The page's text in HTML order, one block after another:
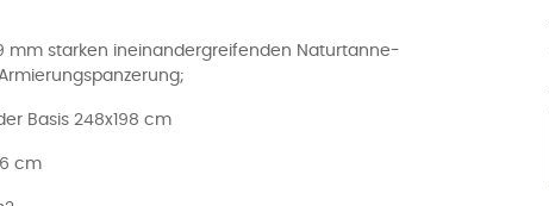
mm starken ineinandergreifenden Naturtanne-
Basis 248x198 cm
cm